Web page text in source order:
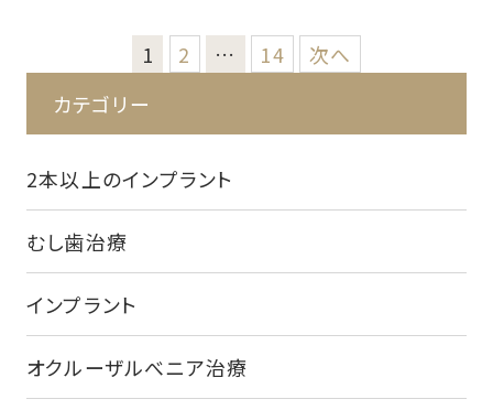
ー
ジ
り
1 2 … 14
次へ
カテゴリー
2本以上のインプラント
むし歯治療
インプラント
オクルーザルべニア治療